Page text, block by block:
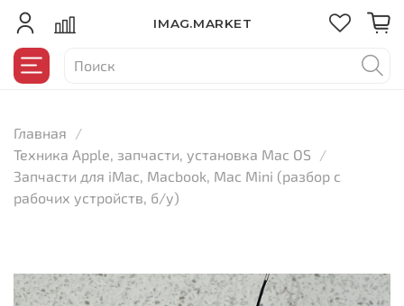
IMAG.MARKET
Главная
Техника Apple, запчасти, установка Mac OS
Запчасти для iMac, Macbook, Mac Mini (разбор с
рабочих устройств, б/у)